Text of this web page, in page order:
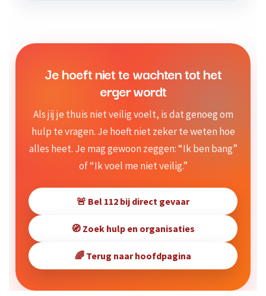
Je hoeft niet te wachten tot het
erger wordt
Als jij je thuis niet veilig voelt, is dat genoeg om
hulp te vragen. Je hoeft niet zeker te weten hoe
alles heet. Je mag gewoon zeggen: “Ik ben bang”
of “Ik voel me niet veilig.”
🚨 Bel 112 bij direct gevaar
🧭 Zoek hulp en organisaties
🌈 Terug naar hoofdpagina